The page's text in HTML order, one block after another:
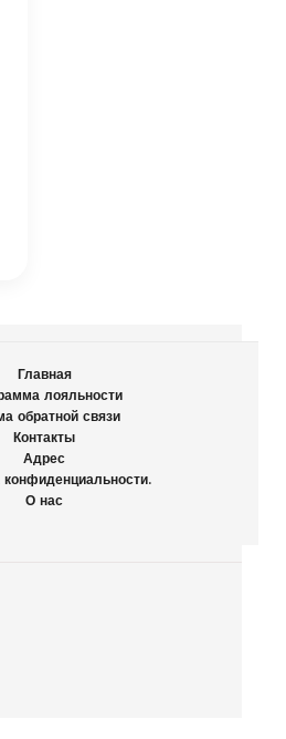
Главная
лояльности
обратной связи
Контакты
Адрес
конфиденциальности.
О нас